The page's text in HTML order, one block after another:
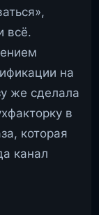
всё.
на
же сделала
в
которая
канал